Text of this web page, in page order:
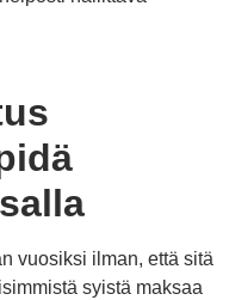
vuosiksi ilman, että sitä
syistä maksaa